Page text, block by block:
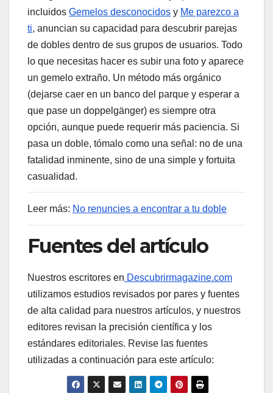
incluidos Gemelos desconocidos y Me parezco a
ti, anuncian su capacidad para descubrir parejas
de dobles dentro de sus grupos de usuarios. Todo
lo que necesitas hacer es subir una foto y aparece
un gemelo extraño. Un método más orgánico
(dejarse caer en un banco del parque y esperar a
que pase un doppelgänger) es siempre otra
opción, aunque puede requerir más paciencia. Si
pasa un doble, tómalo como una señal: no de una
fatalidad inminente, sino de una simple y fortuita
casualidad.
Leer más: No renuncies a encontrar a tu doble
Fuentes del artículo
Nuestros escritores en Descubrirmagazine.com
utilizamos estudios revisados ​​por pares y fuentes
de alta calidad para nuestros artículos, y nuestros
editores revisan la precisión científica y los
estándares editoriales. Revise las fuentes
utilizadas a continuación para este artículo: